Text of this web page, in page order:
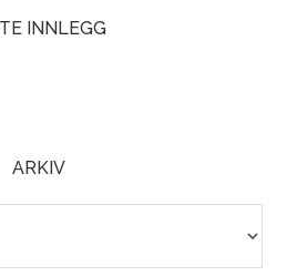
INNLEGG
ARKIV